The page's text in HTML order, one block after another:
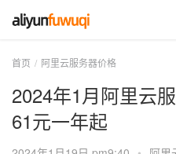
首页 阿里云服务器价格
2024年1月阿里云
61元一年起